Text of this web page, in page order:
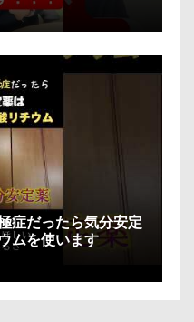
症だったら気分安定
ムを使います